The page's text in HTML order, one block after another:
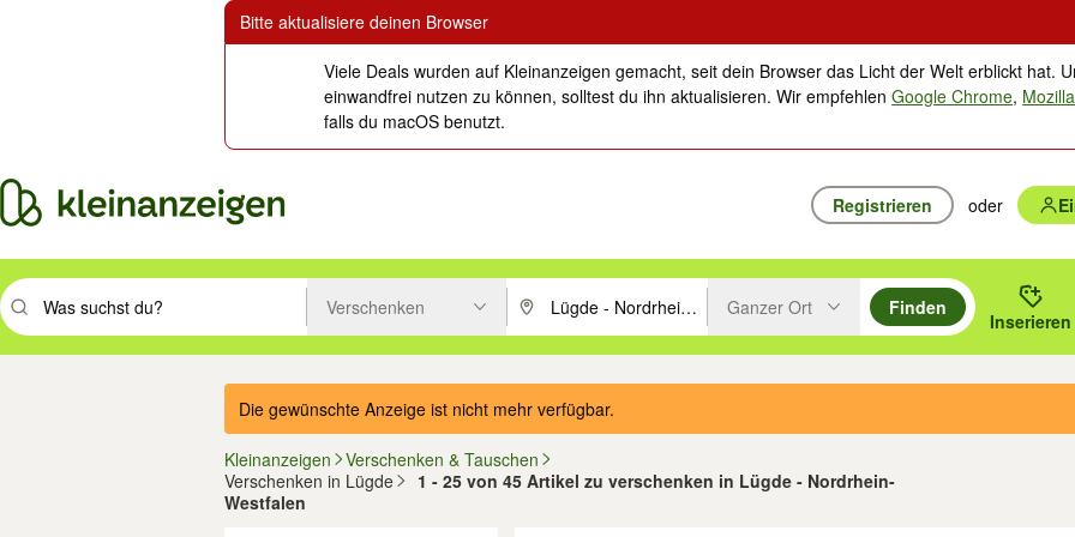
Bitte aktualisiere deinen Browser
Viele Deals wurden auf Kleinanzeigen gemacht, seit dein Browser das Licht der Welt erblickt hat.
einwandfrei nutzen zu können, solltest du ihn aktualisieren. Wir empfehlenGoogle Chrome,
falls du macOS benutzt.
Registrieren oder
Suchbegriff eingeben. Eingabetaste drücken um zu suchen, oder Vorschläge mit den Pfeiltasten nach oben/unten durchsuchen und mit
Verschenken PLZ oder Ort eingeben. Eingabetaste drücken um zu suchen, oder
Ganzer Ort
Finden
Inserieren
Die gewünschte Anzeige ist nicht mehr verfügbar.
Kleinanzeigen
Verschenken & Tauschen
Verschenken in Lügde
1 - 25 von 45 Artikel zu verschenken in Lügde - Nordrhein-
Westfalen